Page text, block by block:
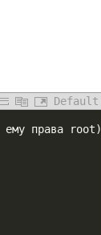
Default
ему права root)